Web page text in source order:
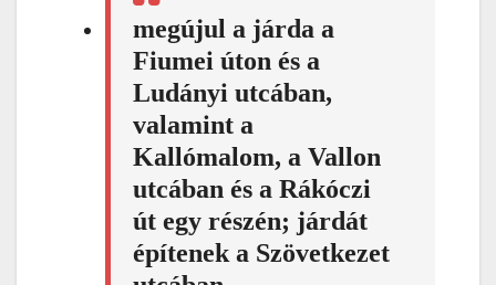
megújul a járda a
Fiumei úton és a
Ludányi utcában,
valamint a
Kallómalom, a Vallon
utcában és a Rákóczi
út egy részén; járdát
építenek a Szövetkezet